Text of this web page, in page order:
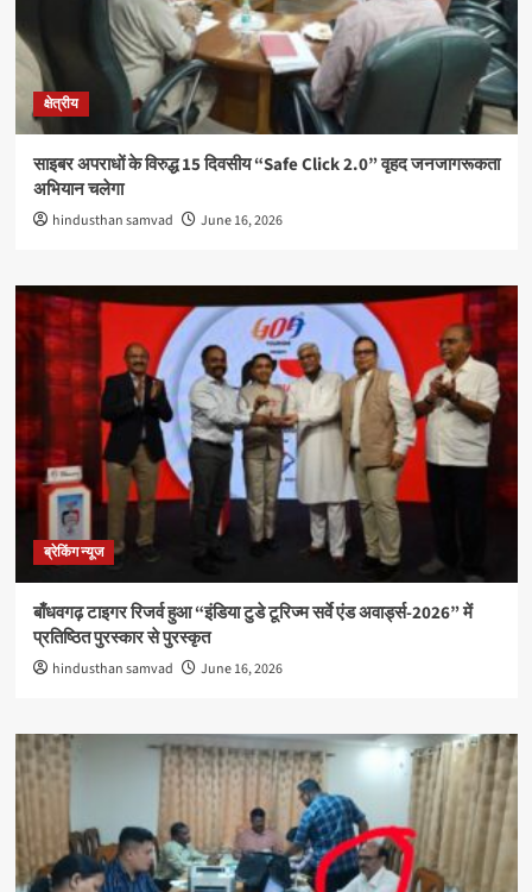
क्षेत्रीय
साइबर अपराधों के विरुद्ध 15 दिवसीय “Safe Click 2.0” वृहद जनजागरूकता
अभियान चलेगा
hindusthan samvad June 16, 2026
ब्रेकिंग न्यूज
बाँधवगढ़ टाइगर रिजर्व हुआ “इंडिया टुडे टूरिज्म सर्वे एंड अवार्ड्स-2026” में
प्रतिष्ठित पुरस्कार से पुरस्कृत
hindusthan samvad June 16, 2026